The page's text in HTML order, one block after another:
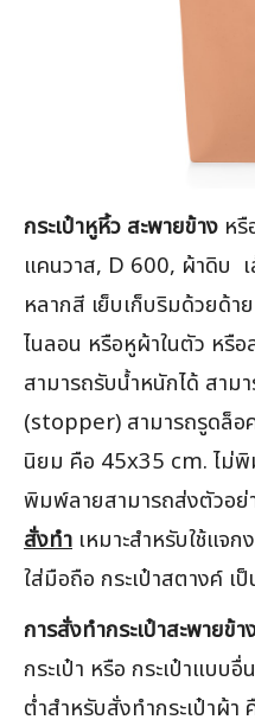
กระเป๋าหูหิ้ว สะพายข้าง ห
แคนวาส, D 600, ผ้าดิบ
หลากสี เย็บเก็บริมด้วยด้า
ไนลอน หรือหูผ้าในตัว หรื
สามารถรับน้ำหนักได้ สาม
(stopper) สามารถรูดล็อ
นิยม คือ 45x35 cm. ไม่
พิมพ์ลายสามารถส่งตัวอย่
สั่งทำ เหมาะสำหรับใช้แจ
ใส่มือถือ กระเป๋าสตางค์ เ
การสั่งทำกระเป๋าสะพายข้
กระเป๋า หรือ กระเป๋าแบบ
ต่ำสำหรับสั่งทำกระเป๋าผ้า